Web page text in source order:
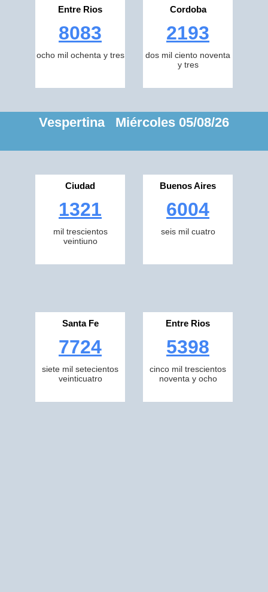
Entre Rios
8083
ocho mil ochenta y tres
Cordoba
2193
dos mil ciento noventa
y tres
Vespertina Miércoles 05/08/26
Ciudad
1321
mil trescientos
veintiuno
Buenos Aires
6004
seis mil cuatro
Santa Fe
7724
siete mil setecientos
veinticuatro
Entre Rios
5398
cinco mil trescientos
noventa y ocho